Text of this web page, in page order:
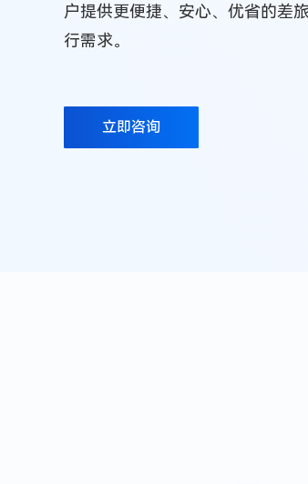
户提供更便捷、安心、优省的差
行需求。
立即咨询